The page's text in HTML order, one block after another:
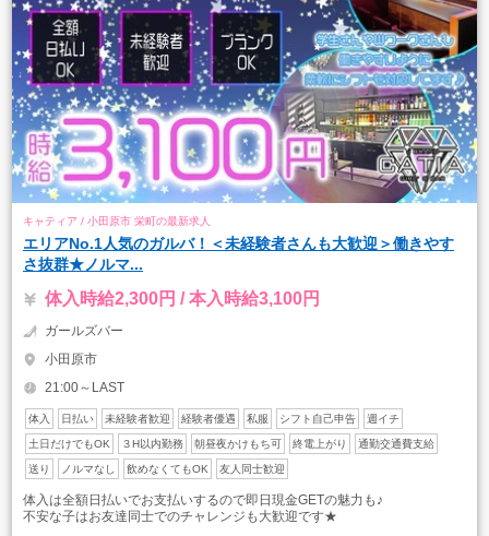
キャティア / 小田原市 栄町の最新求人
エリアNo.1人気のガルバ！＜未経験者さんも大歓迎＞働きやす
さ抜群★ノルマ...
体入時給2,300円 / 本入時給3,100円
ガールズバー
小田原市
21:00～LAST
体入 日払い 未経験者歓迎 経験者優遇 私服 シフト自己申告 週イチ
土日だけでもOK ３H以内勤務 朝昼夜かけもち可 終電上がり 通勤交通費支給
送り ノルマなし 飲めなくてもOK 友人同士歓迎
体入は全額日払いでお支払いするので即日現金GETの魅力も♪
不安な子はお友達同士でのチャレンジも大歓迎です★